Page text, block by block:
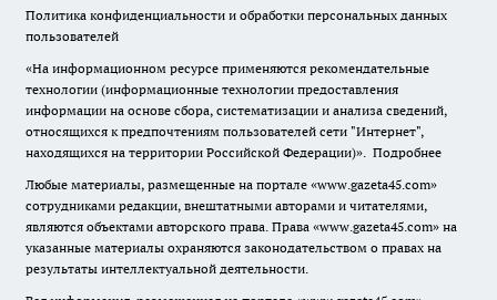
Политика конфиденциальности и обработки персональных данных
пользователей
«На информационном ресурсе применяются рекомендательные
технологии (информационные технологии предоставления
информации на основе сбора, систематизации и анализа сведений,
относящихся к предпочтениям пользователей сети "Интернет",
находящихся на территории Российской Федерации)». Подробнее
Любые материалы, размещенные на портале «www.gazeta45.com»
сотрудниками редакции, внештатными авторами и читателями,
являются объектами авторского права. Права «www.gazeta45.com» на
указанные материалы охраняются законодательством о правах на
результаты интеллектуальной деятельности.